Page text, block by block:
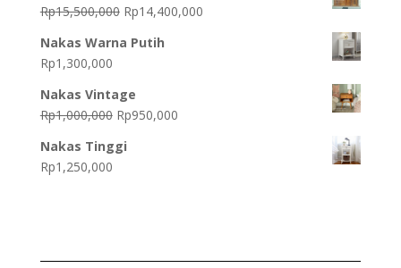
Rp15,800,000.Rp14,800,000.
Rp15,500,000 Original
was:
Rp14,400,000Current
Nakas Warna Putih
Rp1,300,000
Nakas Vintage
Rp1,000,000 Original
was:
Rp950,000Current
Nakas Tinggi
Rp1,250,000